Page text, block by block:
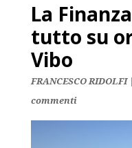
La
tutto su
Vibo
FRANCESCO RIDOLFI|
commenti